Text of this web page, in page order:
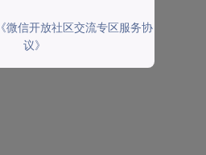
《微信开放社区交流专区服务协
议》